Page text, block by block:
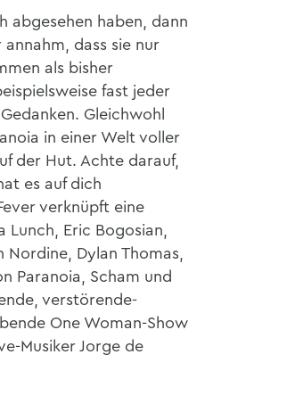
abgesehen haben, dann
dass sie nur
als bisher
fast jeder
Gleichwohl
in einer Welt voller
der Hut. Achte darauf,
es auf dich
verknüpft eine
Eric Bogosian,
Nordine, Dylan Thomas,
Paranoia, Scham und
verstörende-
One Woman-Show
Musiker Jorge de